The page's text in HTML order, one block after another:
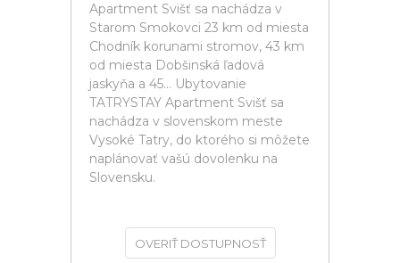
Apartment Svišť sa nachádza v
Starom Smokovci 23 km od miesta
Chodník korunami stromov, 43 km
od miesta Dobšinská ľadová
jaskyňa a 45... Ubytovanie
TATRYSTAY Apartment Svišť sa
nachádza v slovenskom meste
Vysoké Tatry, do ktorého si môžete
naplánovať vašú dovolenku na
Slovensku.
OVERIŤ DOSTUPNOSŤ